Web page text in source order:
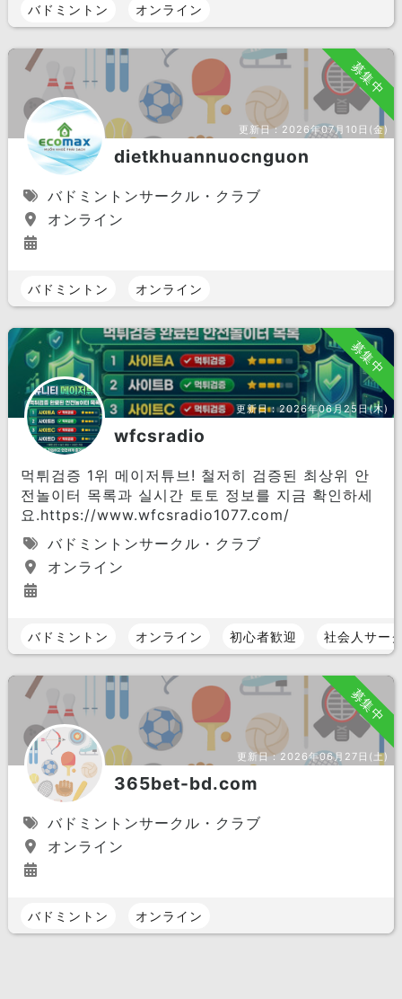
バドミントン オンライン
募集中
更新日： 2026年07月10日(金)
dietkhuannuocnguon
バドミントンサークル・クラブ
オンライン
バドミントン オンライン
募集中
更新日：2026年06月25日(木)
wfcsradio
먹튀검증 1위 메이저튜브! 철저히 검증된 최상위 안
전놀이터 목록과 실시간 토토 정보를 지금 확인하세
요.https://www.wfcsradio1077.com/
バドミントンサークル・クラブ
オンライン
バドミントン オンライン 初心者歓迎 社会人サー
募集中
更新日：2026年06月27日(土)
365bet-bd.com
バドミントンサークル・クラブ
オンライン
バドミントン オンライン